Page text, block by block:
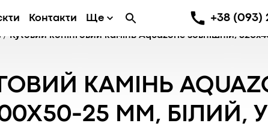
Контакти Ще +38 (093)
/ Кутовий копінговий камінь Aquazone зовнішній,
КАМІНЬ
25 ММ, БІЛИЙ,